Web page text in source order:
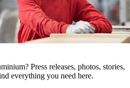
Press releases, photos, stories,
everything you need here.